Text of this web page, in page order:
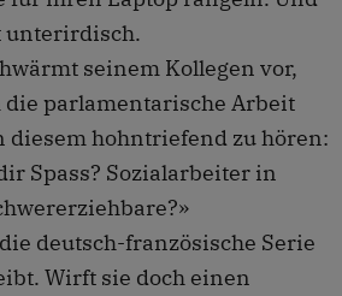
unterirdisch.
seinem Kollegen vor,
die parlamentarische Arbeit
diesem hohntriefend zu hören:
Spass? Sozialarbeiter in
deutsch-französische Serie
Wirft sie doch einen